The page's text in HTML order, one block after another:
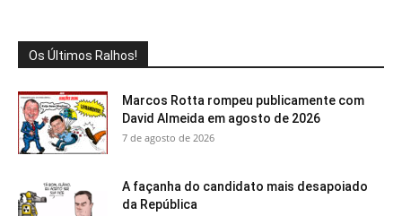
Os Últimos Ralhos!
Marcos Rotta rompeu publicamente com
David Almeida em agosto de 2026
7 de agosto de 2026
A façanha do candidato mais desapoiado
da República